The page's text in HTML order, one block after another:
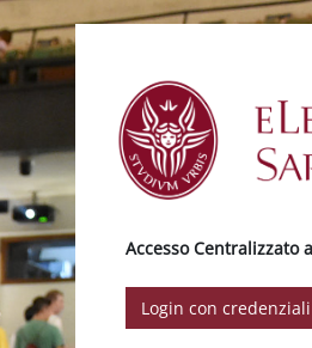
Vai al contenuto principale
Accesso Centralizzato
Login con